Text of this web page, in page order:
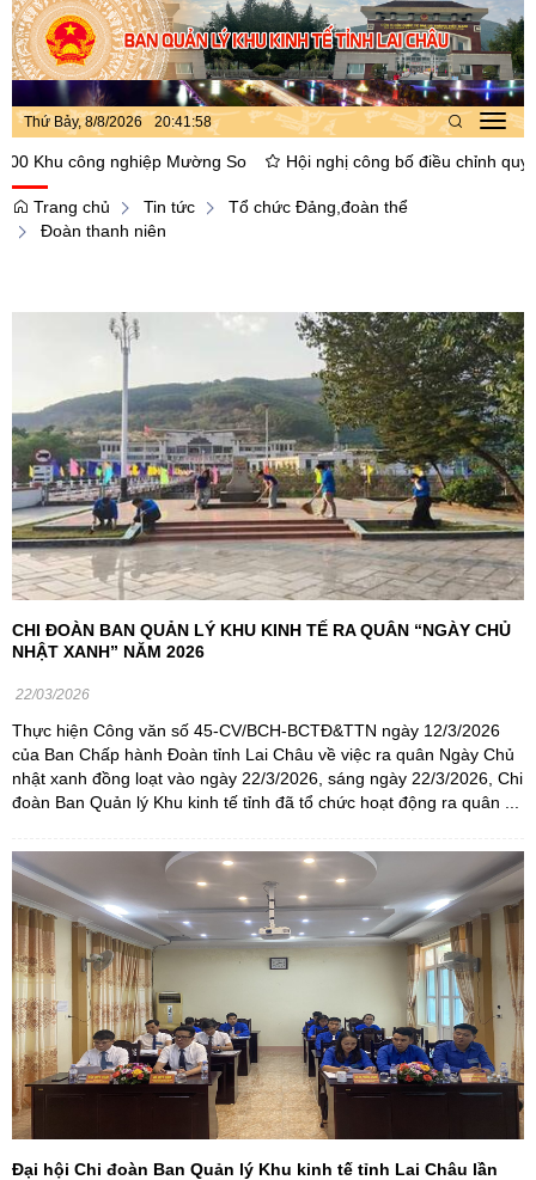
Thứ Bảy, 8/8/2026 20:41:59
công nghiệp Mường So Hội nghị công bố điều chỉnh quy
Trang chủ Tin tức
Tổ chức Đảng,đoàn thể
Đoàn thanh niên
CHI ĐOÀN BAN QUẢN LÝ KHU KINH TẾ RA QUÂN “NGÀY CHỦ
NHẬT XANH” NĂM 2026
22/03/2026
Thực hiện Công văn số 45-CV/BCH-BCTĐ&TTN ngày 12/3/2026
của Ban Chấp hành Đoàn tỉnh Lai Châu về việc ra quân Ngày Chủ
nhật xanh đồng loạt vào ngày 22/3/2026, sáng ngày 22/3/2026, Chi
đoàn Ban Quản lý Khu kinh tế tỉnh đã tổ chức hoạt động ra quân ...
Đại hội Chi đoàn Ban Quản lý Khu kinh tế tỉnh Lai Châu lần